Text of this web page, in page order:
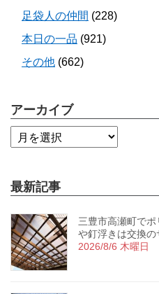
足袋人の仲間 (228)
本日の一品 (921)
その他 (662)
アーカイブ
最新記事
三豊市高瀬町で
や釘浮きは交換の
2026/8/6 木曜日